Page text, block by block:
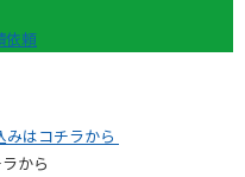
依頼
みはコチラから
から